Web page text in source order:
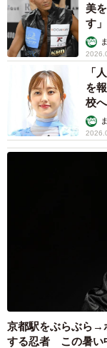
80.3％と、多くの
実情が浮き彫りに
年代別に見ると、
たのに対して、
環境の変化も相ま
にくくなることが
これらの調査結果
「現代の若者たち
れる時代に生きて
象となり、限られ
る思考が浸透して
者たちですが、本
親指一つで最適解
『無駄打ち』にな
美
す」
「
を
校
京都駅をぶらぶら→
する忍者 この暑